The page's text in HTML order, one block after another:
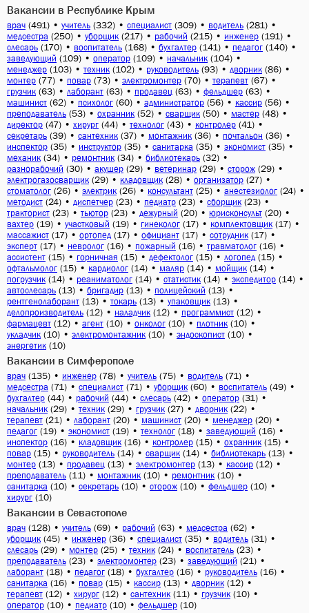
Вакансии в Республике Крым
врач (491) • учитель (332) • специалист (309) • водитель (281) •
медсестра (250) • уборщик (217) • рабочий (215) • инженер (191) •
слесарь (170) • воспитатель (168) • бухгалтер (141) • педагог (140) •
заведующий (109) • оператор (109) • начальник (104) •
менеджер (103) • техник (102) • руководитель (93) • дворник (86) •
монтер (77) • повар (73) • электромонтер (70) • терапевт (67) •
грузчик (63) • лаборант (63) • продавец (63) • фельдшер (63) •
машинист (62) • психолог (60) • администратор (56) • кассир (56) •
преподаватель (53) • охранник (52) • сварщик (50) • мастер (48) •
директор (47) • хирург (44) • технолог (43) • контролер (41) •
секретарь (39) • сантехник (37) • монтажник (36) • почтальон (36) •
инспектор (35) • инструктор (35) • санитарка (35) • экономист (35) •
механик (34) • ремонтник (34) • библиотекарь (32) •
разнорабочий (30) • акушер (29) • ветеринар (29) • сторож (29) •
электрогазосварщик (29) • кладовщик (28) • организатор (27) •
стоматолог (26) • электрик (26) • консультант (25) • анестезиолог (24) •
методист (24) • диспетчер (23) • педиатр (23) • сборщик (23) •
тракторист (23) • тьютор (23) • дежурный (20) • юрисконсульт (20) •
вахтер (19) • участковый (19) • гинеколог (17) • комплектовщик (17) •
массажист (17) • ортопед (17) • официант (17) • сотрудник (17) •
эксперт (17) • невролог (16) • пожарный (16) • травматолог (16) •
ассистент (15) • горничная (15) • дефектолог (15) • логопед (15) •
офтальмолог (15) • кардиолог (14) • маляр (14) • мойщик (14) •
погрузчик (14) • реаниматолог (14) • статистик (14) • экспедитор (14) •
автослесарь (13) • бригадир (13) • полицейский (13) •
рентгенолаборант (13) • токарь (13) • упаковщик (13) •
делопроизводитель (12) • наладчик (12) • программист (12) •
фармацевт (12) • агент (10) • онколог (10) • плотник (10) •
укладчик (10) • электромонтажник (10) • эндоскопист (10) •
энергетик (10)
Вакансии в Симферополе
врач (135) • инженер (78) • учитель (75) • водитель (71) •
медсестра (71) • специалист (71) • уборщик (60) • воспитатель (49) •
бухгалтер (44) • рабочий (44) • слесарь (42) • оператор (31) •
начальник (29) • техник (29) • грузчик (27) • дворник (22) •
терапевт (21) • лаборант (20) • машинист (20) • менеджер (20) •
педагог (19) • экономист (19) • технолог (18) • заведующий (16) •
инспектор (16) • кладовщик (16) • контролер (15) • охранник (15) •
повар (15) • руководитель (14) • сварщик (14) • библиотекарь (13) •
монтер (13) • продавец (13) • электромонтер (13) • кассир (12) •
преподаватель (11) • монтажник (10) • ремонтник (10) •
санитарка (10) • секретарь (10) • сторож (10) • фельдшер (10) •
хирург (10)
Вакансии в Севастополе
врач (128) • учитель (69) • рабочий (63) • медсестра (62) •
уборщик (45) • инженер (36) • специалист (35) • водитель (31) •
слесарь (29) • монтер (25) • техник (24) • воспитатель (23) •
преподаватель (23) • электромонтер (23) • заведующий (21) •
лаборант (18) • педагог (18) • бухгалтер (16) • руководитель (16) •
санитарка (16) • повар (15) • кассир (13) • дворник (12) •
терапевт (12) • хирург (12) • сантехник (11) • грузчик (10) •
оператор (10) • педиатр (10) • фельдшер (10)